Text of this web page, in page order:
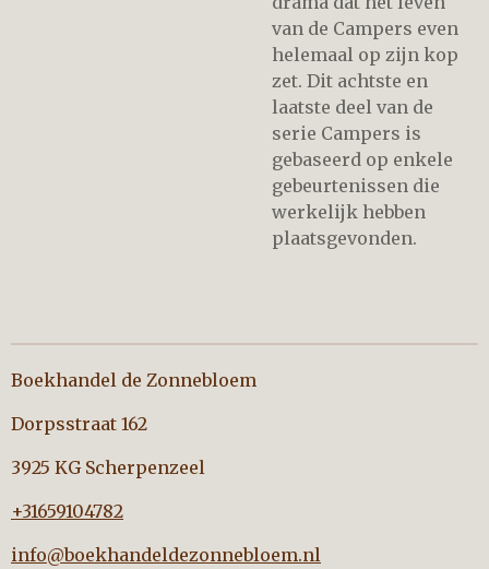
van de Campers even
helemaal op zijn kop
zet. Dit achtste en
laatste deel van de
serie Campers is
gebaseerd op enkele
gebeurtenissen die
werkelijk hebben
plaatsgevonden.
Boekhandel de Zonnebloem
Dorpsstraat 162
3925 KG Scherpenzeel
+31659104782
info@boekhandeldezonnebloem.nl